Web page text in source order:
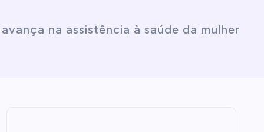
na assistência à saúde da mulher